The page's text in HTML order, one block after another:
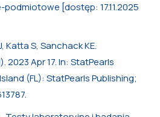
[dostęp: 17.11.2025
Katta S, Sanchack KE.
Apr 17. In: StatPearls
(FL): StatPearls Publishing;